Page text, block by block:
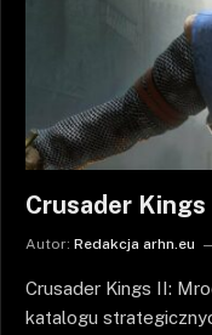
Crusader Kings
Autor: Redakcja arhn.eu
Crusader Kings II:
katalogu